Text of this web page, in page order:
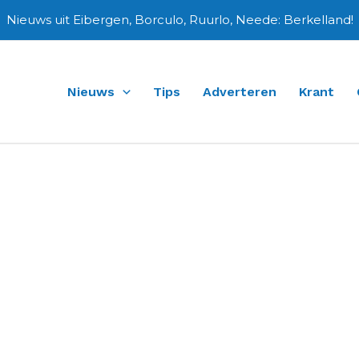
Nieuws uit Eibergen, Borculo, Ruurlo, Neede: Berkelland!
Nieuws Tips Adverteren Krant